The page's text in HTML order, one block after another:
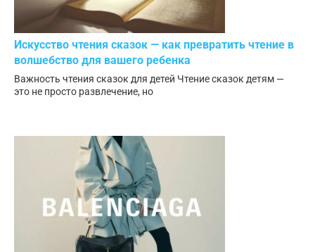
Искусство чтения сказок — как превратить чтение в
волшебство для вашего ребенка
Важность чтения сказок для детей Чтение сказок детям —
это не просто развлечение, но